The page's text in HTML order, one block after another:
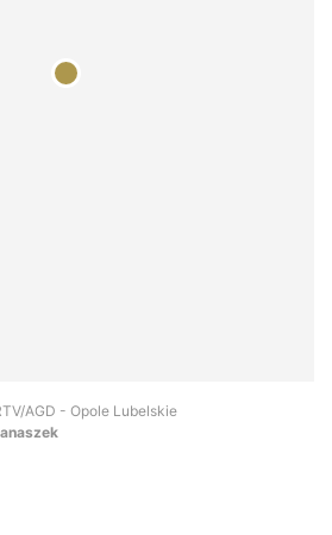
AGD - Opole Lubelskie